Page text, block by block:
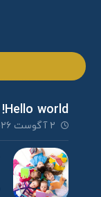
Hello world!
۲ آگوست ۲۰۲۶